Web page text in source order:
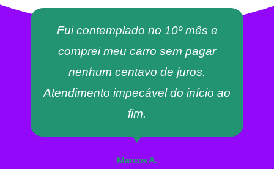
Fui contemplado no 10º mês e
comprei meu carro sem pagar
nenhum centavo de juros.
Atendimento impecável do início ao
fim.
Marcos A.